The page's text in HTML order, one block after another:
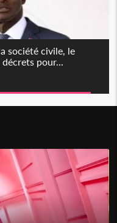
société civile, le
pour...